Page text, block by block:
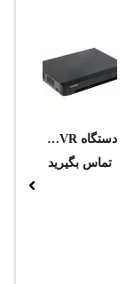
دستگاه DVR هایک ویژن مدل DS-7216HGHI-K1
تماس بگیرید